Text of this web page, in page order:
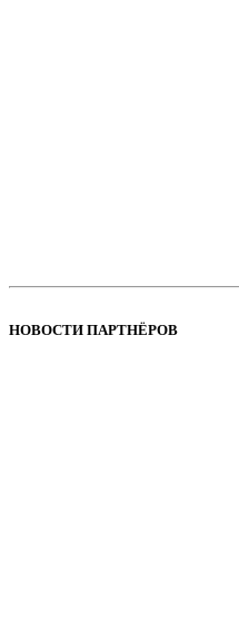
НОВОСТИ ПАРТНЁРОВ